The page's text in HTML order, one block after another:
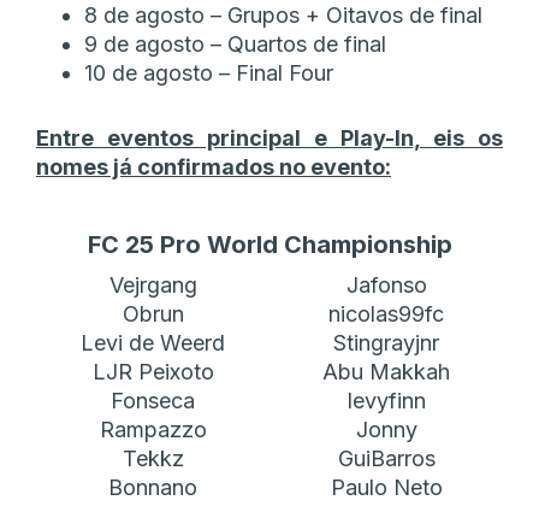
8 de agosto – Grupos + Oitavos de final
9 de agosto – Quartos de final
10 de agosto – Final Four
Entre eventos principal e Play-In, eis os
nomes já confirmados no evento:
FC 25 Pro World Championship
Vejrgang
Jafonso
Obrun
nicolas99fc
Levi de Weerd
Stingrayjnr
LJR Peixoto
Abu Makkah
Fonseca
levyfinn
Rampazzo
Jonny
Tekkz
GuiBarros
Bonnano
Paulo Neto